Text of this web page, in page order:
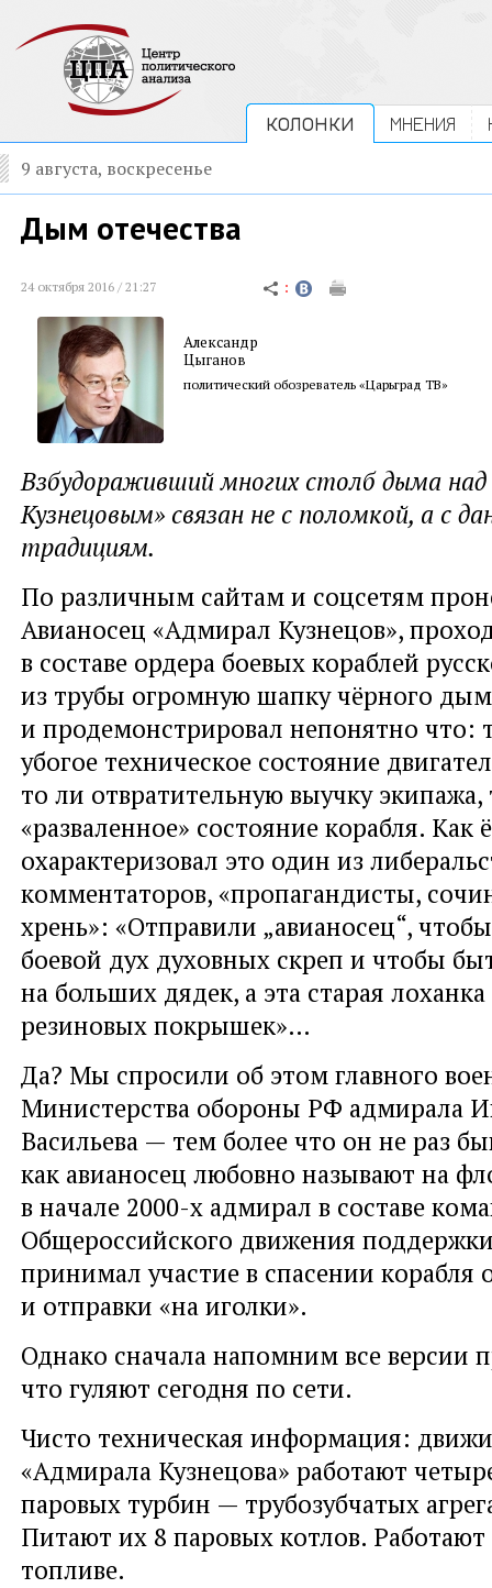
КОЛОНКИ МНЕНИЯ
9 августа, воскресенье
Дым отечества
24 октября 2016 / 21:27
Александр
Цыганов
политический обозреватель «Царьград ТВ»
Взбудораживший многих столб дыма
Кузнецовым» связан не с поломкой, а с
традициям.
По различным сайтам и соцсетям
Авианосец «Адмирал Кузнецов»,
в составе ордера боевых кораблей
из трубы огромную шапку чёрного
и продемонстрировал непонятно что:
убогое техническое состояние
то ли отвратительную выучку
«разваленное» состояние корабля. Как
охарактеризовал это один из
комментаторов, «пропагандисты,
хрень»: «Отправили „авианосец“,
боевой дух духовных скреп и чтобы
на больших дядек, а эта старая
резиновых покрышек»…
Да? Мы спросили об этом главного
Министерства обороны РФ адмирала
Васильева — тем более что он не раз
как авианосец любовно называют на
в начале 2000-х адмирал в составе
Общероссийского движения
принимал участие в спасении корабля
и отправки «на иголки».
Однако сначала напомним все версии
что гуляют сегодня по сети.
Чисто техническая информация:
«Адмирала Кузнецова» работают
паровых турбин — трубозубчатых
Питают их 8 паровых котлов.
топливе.